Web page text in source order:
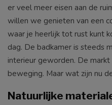
er veel meer eisen aan de
willen we genieten van een
waar je heerlijk tot rust kunt
dag. De badkamer is steeds
interieur geworden. De
beweging. Maar wat zijn nu
Natuurlijke